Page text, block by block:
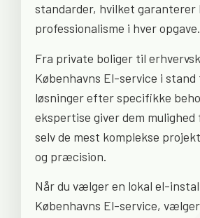
standarder, hvilket garanterer
professionalisme i hver opgave.
Fra private boliger til
Københavns El-service i
løsninger efter specifikke
ekspertise giver dem
selv de mest komplekse
og præcision.
Når du vælger en lokal el-
Københavns El-service,